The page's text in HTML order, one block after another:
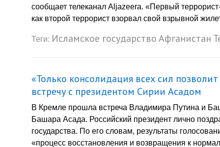
сообщает телеканал Aljazeera. «Первый
как второй террорист взорвал свой взрывной
Теги: Исламское государствоАфганистан
«Только консолидация всех сил
встречу с президентом Сирии Асадом
В Кремле прошла встреча Владимира Путина и
Башара Асада. Российский президент лично
государства. По его словам, результаты
«процесс восстановления и возвращения к